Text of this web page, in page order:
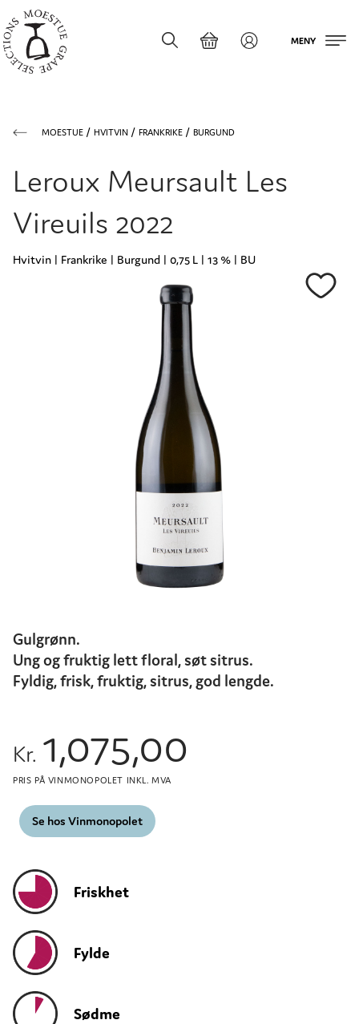
MENY
MOESTUE HVITVIN FRANKRIKE BURGUND
Leroux Meursault Les
Vireuils 2022
Hvitvin | Frankrike | Burgund | 0,75 L | 13 % | BU
Gulgrønn.
Ung og fruktig lett floral, søt sitrus.
Fyldig, frisk, fruktig, sitrus, god lengde.
Kr. 1,075,00
PRIS PÅ VINMONOPOLET INKL. MVA
Se hos Vinmonopolet
Friskhet
Fylde
Sødme